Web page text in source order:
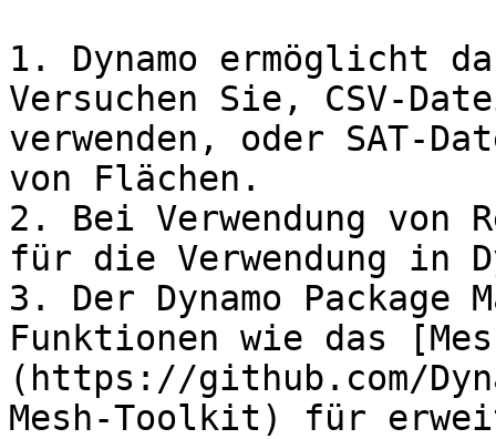
1. Dynamo ermöglicht
Versuchen Sie, CSV-
verwenden, oder SAT-
von Flächen.
2. Bei Verwendung von
für die Verwendung in
3. Der Dynamo
Funktionen wie das
(https://github.com/
Mesh-Toolkit) für